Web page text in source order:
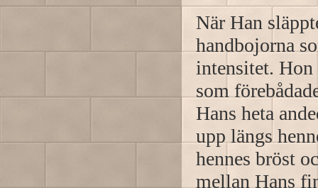
När Han
handbojorna
intensitet. Hon
som
Hans heta
upp längs
hennes bröst
mellan Hans